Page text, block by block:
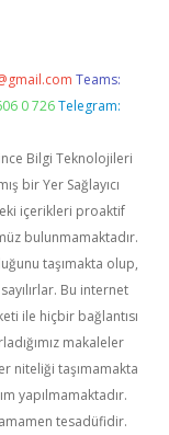
Teams:
0 726 Telegram:
Bilgi Teknolojileri
bir Yer Sağlayıcı
içerikleri proaktif
bulunmamaktadır.
taşımakta olup,
Bu internet
ile hiçbir bağlantısı
makaleler
niteliği taşımamakta
yapılmamaktadır.
tesadüfidir.